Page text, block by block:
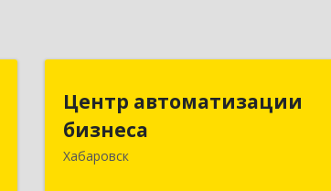
Центр автоматизации
бизнеса
Хабаровск
бизнеса
680030, Хабаровский край, Хабаровск